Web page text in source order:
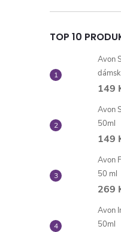
TOP 10
Avon
149
Avon
50ml
149
Avon
50 ml
269
Avon
50ml